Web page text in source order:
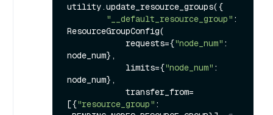
utility.update_resource_groups({
"__default_resource_group" :
ResourceGroupConfig(
            requests={
"node_num" :
node_num},
            limits={
"node_num" :
node_num},
[{"resource_group" :